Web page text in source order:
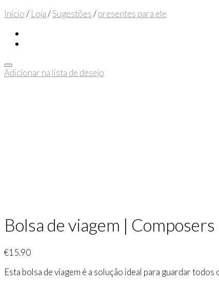
Início/ Loja/Sugestões/presentes para ele
Adicionar na lista de desejo
Bolsa de viagem | Composers
€15.90
Esta bolsa de viagem é a solução ideal para guardar